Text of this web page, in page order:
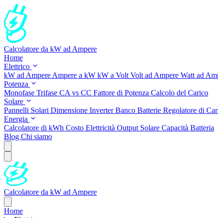
Calcolatore da kW ad Ampere
Home
Elettrico
kW ad Ampere Ampere a kW kW a Volt Volt ad Ampere Watt ad
Potenza
Monofase Trifase CA vs CC Fattore di Potenza Calcolo del Carico
Solare
Pannelli Solari Dimensione InverterBanco Batterie Regolatore di
Energia
Calcolatore di kWh Costo Elettricità Output Solare Capacità Batteria
Blog Chi siamo
Calcolatore da kW ad Ampere
Home